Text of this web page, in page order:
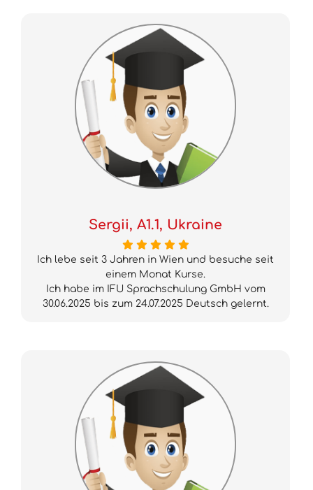
Sergii, A1.1, Ukraine
Ich lebe seit 3 Jahren in Wien und besuche seit
einem Monat Kurse.
Ich habe im IFU Sprachschulung GmbH vom
30.06.2025 bis zum 24.07.2025 Deutsch gelernt.